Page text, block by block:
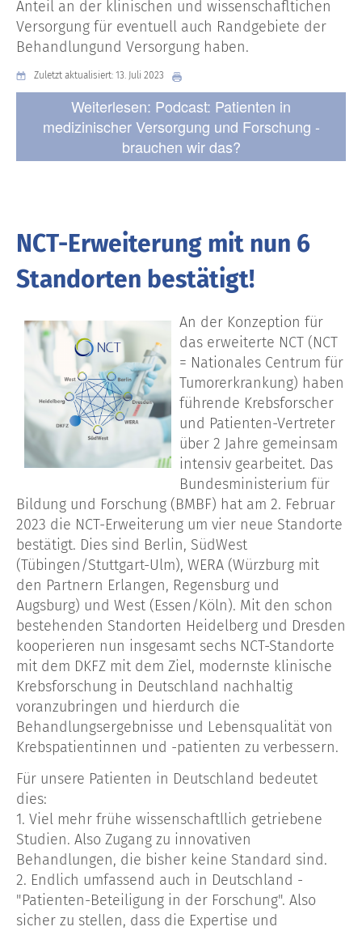
Anteil an der klinischen und wissenschafltichen
Versorgung für eventuell auch Randgebiete der
Behandlungund Versorgung haben.
Zuletzt aktualisiert: 13. Juli 2023
Weiterlesen: Podcast: Patienten in
medizinischer Versorgung und Forschung -
brauchen wir das?
NCT-Erweiterung mit nun 6
Standorten bestätigt!
An der Konzeption für
das erweiterte NCT (NCT
= Nationales Centrum für
Tumorerkrankung) haben
führende Krebsforscher
und Patienten-Vertreter
über 2 Jahre gemeinsam
intensiv gearbeitet. Das
Bundesministerium für
Bildung und Forschung (BMBF) hat am 2. Februar
2023 die NCT-Erweiterung um vier neue Standorte
bestätigt. Dies sind Berlin, SüdWest
(Tübingen/Stuttgart-Ulm), WERA (Würzburg mit
den Partnern Erlangen, Regensburg und
Augsburg) und West (Essen/Köln). Mit den schon
bestehenden Standorten Heidelberg und Dresden
kooperieren nun insgesamt sechs NCT-Standorte
mit dem DKFZ mit dem Ziel, modernste klinische
Krebsforschung in Deutschland nachhaltig
voranzubringen und hierdurch die
Behandlungsergebnisse und Lebensqualität von
Krebspatientinnen und -patienten zu verbessern.
Für unsere Patienten in Deutschland bedeutet
dies:
1. Viel mehr frühe wissenschaftllich getriebene
Studien. Also Zugang zu innovativen
Behandlungen, die bisher keine Standard sind.
2. Endlich umfassend auch in Deutschland -
"Patienten-Beteiligung in der Forschung". Also
sicher zu stellen, dass die Expertise und